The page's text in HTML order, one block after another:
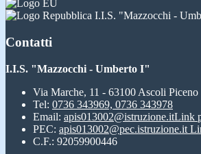
I.I.S. "Mazzocchi -
Contatti
I.I.S. "Mazzocchi - Umberto I"
Via Marche, 11 - 63100 Ascoli Piceno
Tel: 0736 343969, 0736 343978
Email: apis013002@istruzione.itLink
PEC: apis013002@pec.istruzione.it
C.F.: 92059900446